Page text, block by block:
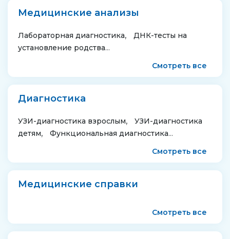
Медицинские анализы
Лабораторная диагностика
ДНК-тесты на
установление родства
Смотреть все
Диагностика
УЗИ-диагностика взрослым
УЗИ-диагностика
детям
Функциональная диагностика
Смотреть все
Медицинские справки
Смотреть все